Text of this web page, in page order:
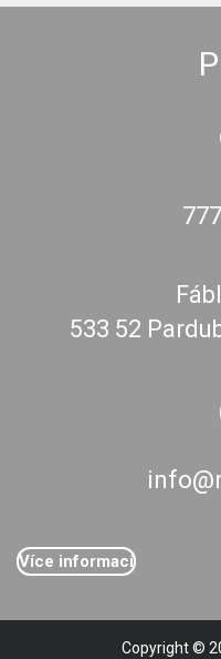
533 52
Více informací
Copyright ©